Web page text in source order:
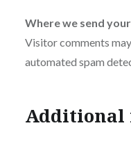
Where we send
Visitor comments
automated spam